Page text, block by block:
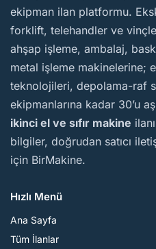
ekipman ilan platformu.
forklift, telehandler ve
ahşap işleme, ambalaj,
metal işleme makinelerine;
teknolojileri, depolama-raf
ekipmanlarına kadar 30’u
ikinci el ve sıfır makine
bilgiler, doğrudan satıcı
için BirMakine.
Hızlı Menü
Ana Sayfa
Tüm İlanlar